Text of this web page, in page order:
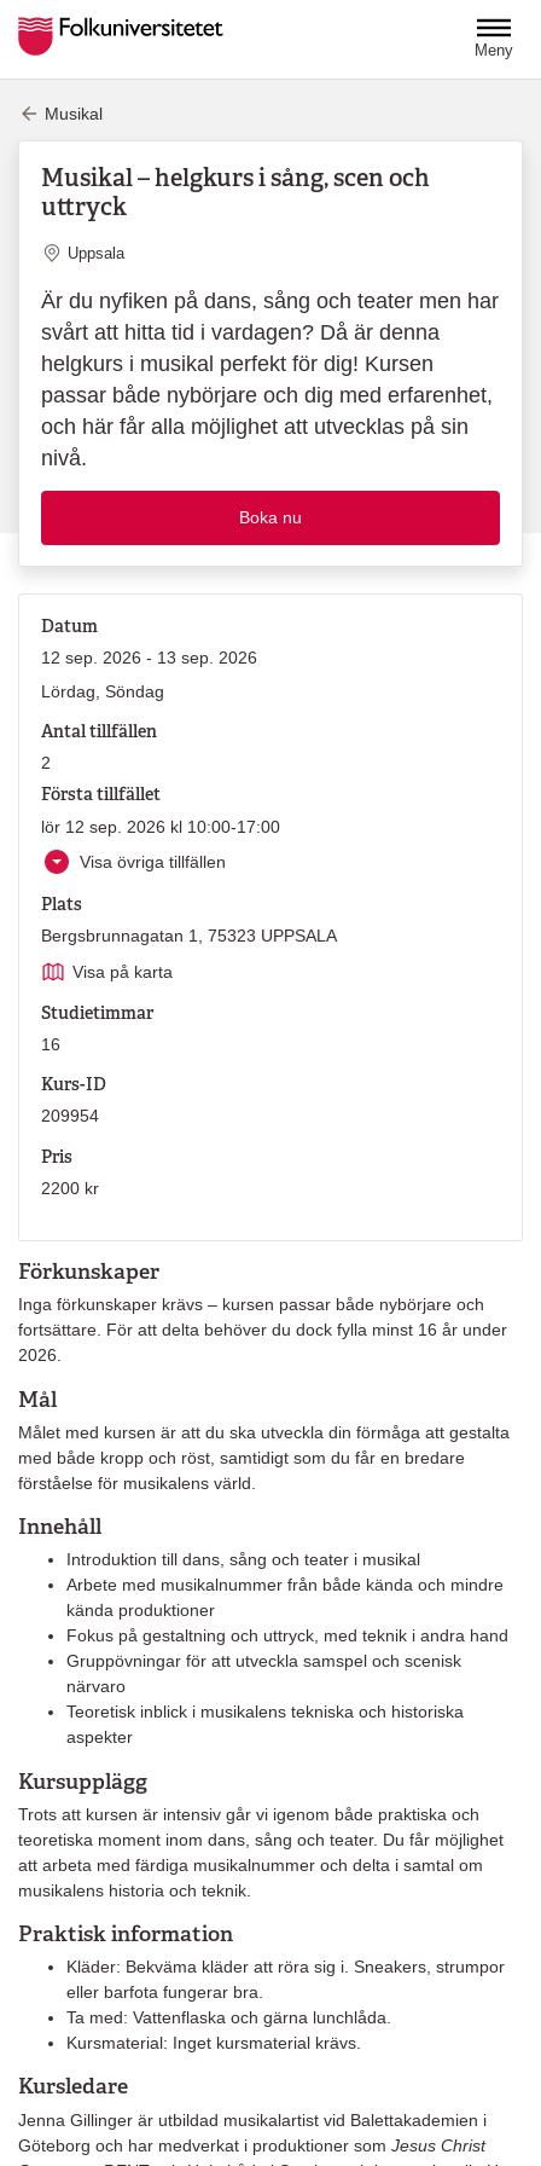
Meny
Musikal
Musikal – helgkurs i sång, scen och
uttryck
Plats
Uppsala
Är du nyfiken på dans, sång och teater men har
svårt att hitta tid i vardagen? Då är denna
helgkurs i musikal perfekt för dig! Kursen
passar både nybörjare och dig med erfarenhet,
och här får alla möjlighet att utvecklas på sin
nivå.
Boka nu
Förkunskaper
Inga förkunskaper krävs – kursen passar både nybörjare och
fortsättare. För att delta behöver du dock fylla minst 16 år under
2026.
Mål
Målet med kursen är att du ska utveckla din förmåga att gestalta
med både kropp och röst, samtidigt som du får en bredare
förståelse för musikalens värld.
Innehåll
Introduktion till dans, sång och teater i musikal
Arbete med musikalnummer från både kända och mindre
kända produktioner
Fokus på gestaltning och uttryck, med teknik i andra hand
Gruppövningar för att utveckla samspel och scenisk
närvaro
Teoretisk inblick i musikalens tekniska och historiska
aspekter
Kursupplägg
Trots att kursen är intensiv går vi igenom både praktiska och
teoretiska moment inom dans, sång och teater. Du får möjlighet
att arbeta med färdiga musikalnummer och delta i samtal om
musikalens historia och teknik.
Praktisk information
Kläder: Bekväma kläder att röra sig i. Sneakers, strumpor
eller barfota fungerar bra.
Ta med: Vattenflaska och gärna lunchlåda.
Kursmaterial: Inget kursmaterial krävs.
Kursledare
Jenna Gillinger är utbildad musikalartist vid Balettakademien i
Göteborg och har medverkat i produktioner som Jesus Christ
Datum
12 sep. 2026 - 13 sep. 2026
Lördag, Söndag
Antal tillfällen
2
Första tillfället
lör 12 sep. 2026 kl 10:00-17:00
Visa övriga tillfällen
Plats
Bergsbrunnagatan 1, 75323 UPPSALA
Visa på karta
Studietimmar
16
Kurs-ID
209954
Pris
2200 kr